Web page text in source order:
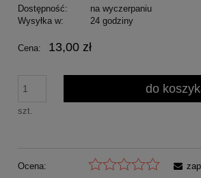
Dostępność:
na wyczerpaniu
Wysyłka w:
24 godziny
Cena: 13,00 zł
szt.
do
Ocena: